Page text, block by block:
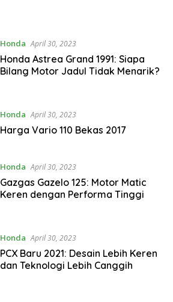
Honda April 30, 2023
Honda Astrea Grand 1991: Siapa
Bilang Motor Jadul Tidak Menarik?
Honda April 30, 2023
Harga Vario 110 Bekas 2017
Honda April 30, 2023
Gazgas Gazelo 125: Motor Matic
Keren dengan Performa Tinggi
Honda April 30, 2023
PCX Baru 2021: Desain Lebih Keren
dan Teknologi Lebih Canggih